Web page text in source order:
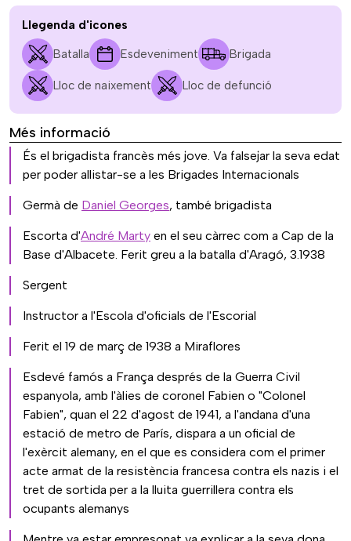
Llegenda d'icones
Batalla Esdeveniment Brigada
Lloc de naixement Lloc de defunció
Més informació
És el brigadista francès més jove. Va falsejar la seva edat
per poder allistar-se a les Brigades Internacionals
Germà de Daniel Georges, també brigadista
Escorta d'André Marty en el seu càrrec com a Cap de la
Base d'Albacete. Ferit greu a la batalla d'Aragó, 3.1938
Sergent
Instructor a l'Escola d'oficials de l'Escorial
Ferit el 19 de març de 1938 a Miraflores
Esdevé famós a França després de la Guerra Civil
espanyola, amb l'àlies de coronel Fabien o "Colonel
Fabien", quan el 22 d'agost de 1941, a l'andana d'una
estació de metro de París, dispara a un oficial de
l'exèrcit alemany, en el que es considera com el primer
acte armat de la resistència francesa contra els nazis i el
tret de sortida per a la lluita guerrillera contra els
ocupants alemanys